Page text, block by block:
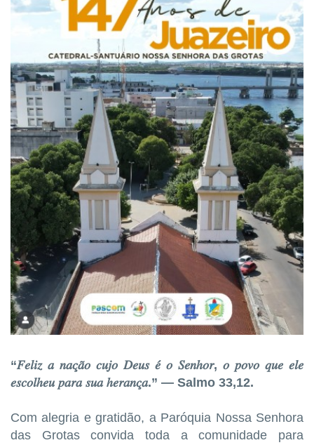
“𝐹𝑒𝑙𝑖𝑧 𝑎 𝑛𝑎𝑐̧𝑎̃𝑜 𝑐𝑢𝑗𝑜 𝐷𝑒𝑢𝑠 𝑒́ 𝑜 𝑆𝑒𝑛ℎ𝑜𝑟, 𝑜 𝑝𝑜𝑣𝑜 𝑞𝑢𝑒 𝑒𝑙𝑒
𝑒𝑠𝑐𝑜𝑙ℎ𝑒𝑢 𝑝𝑎𝑟𝑎 𝑠𝑢𝑎 ℎ𝑒𝑟𝑎𝑛𝑐̧𝑎.” — Salmo 33,12.
Com alegria e gratidão, a Paróquia Nossa Senhora
das Grotas convida toda a comunidade para